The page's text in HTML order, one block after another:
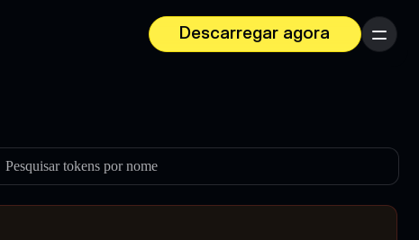
Descarregar agora
Menu
Pesquisar tokens por nome